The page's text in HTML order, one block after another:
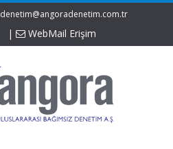
denetim@angoradenetim.com.tr
| WebMail Erişim